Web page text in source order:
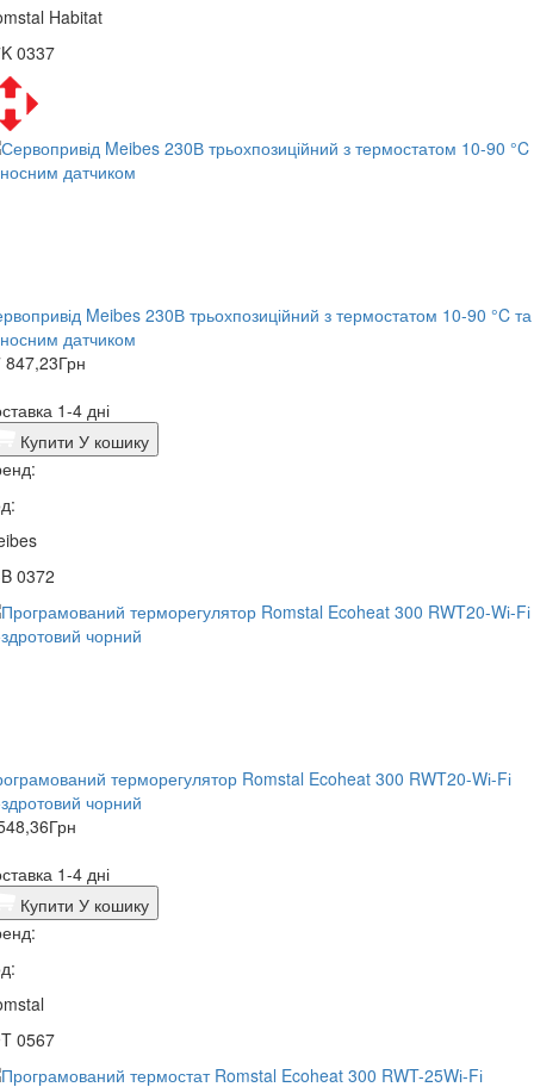
Habitat
0337
Meibes 230В трьохпозиційний з термостатом 10-90 °C та
датчиком
847,23Грн
1-4 дні
Купити У кошику
0372
терморегулятор Romstal Ecoheat 300 RWT20-Wі-Fі
чорний
Грн
1-4 дні
Купити У кошику
0567